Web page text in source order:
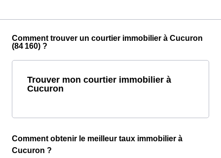
Comment trouver un courtier immobilier à Cucuron
(84 160) ?
Trouver mon courtier immobilier à
Cucuron
Comment obtenir le meilleur taux immobilier à
Cucuron ?